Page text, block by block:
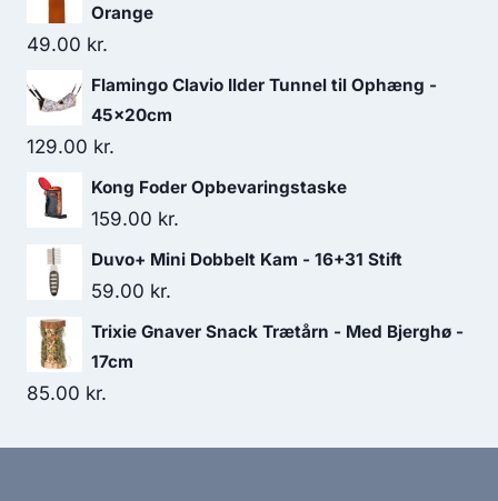
Orange
49.00 kr.
Flamingo Clavio Ilder Tunnel til Ophæng -
45x20cm
129.00 kr.
Kong Foder Opbevaringstaske
159.00 kr.
Duvo+ Mini Dobbelt Kam - 16+31 Stift
59.00 kr.
Trixie Gnaver Snack Trætårn - Med Bjerghø -
17cm
85.00 kr.